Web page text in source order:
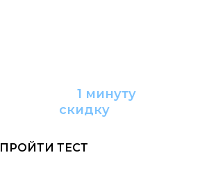
1 минуту
скидку
ПРОЙТИ ТЕСТ